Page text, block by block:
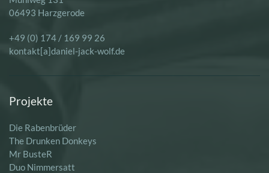
06493 Harzgerode
+49 (0) 174 / 169 99 26
kontakt[a]daniel-jack-wolf.de
Projekte
Die Rabenbrüder
The Drunken Donkeys
Mr BusteR
Duo Nimmersatt